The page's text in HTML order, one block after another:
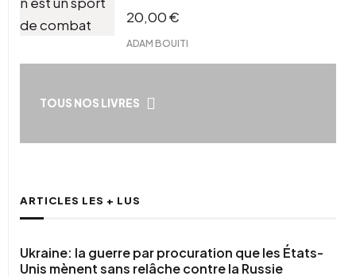
20,00€
ADAM BOUITI
TOUS NOS LIVRES
ARTICLES LES + LUS
Ukraine: la guerre par procuration que les États-
Unis mènent sans relâche contre la Russie